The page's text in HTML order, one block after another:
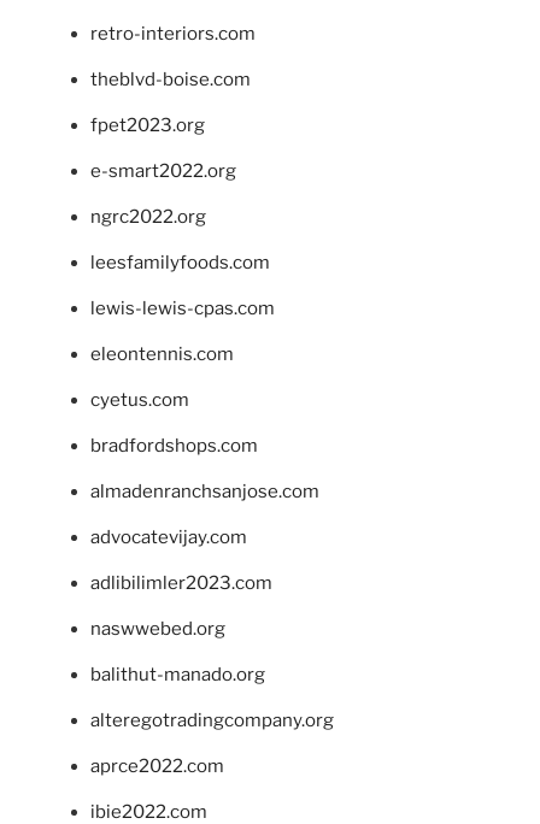
retro-interiors.com
theblvd-boise.com
fpet2023.org
e-smart2022.org
ngrc2022.org
leesfamilyfoods.com
lewis-lewis-cpas.com
eleontennis.com
cyetus.com
bradfordshops.com
almadenranchsanjose.com
advocatevijay.com
adlibilimler2023.com
naswwebed.org
balithut-manado.org
alteregotradingcompany.org
aprce2022.com
ibie2022.com